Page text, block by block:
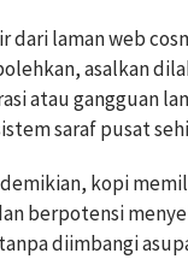
dari laman web
asalkan
atau gangguan
saraf pusat
kopi
berpotensi
diimbangi